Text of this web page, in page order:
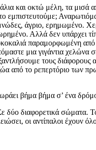
και οκτώ μέλη, τα μισά
άγριο, ερημωμένο.
Αλλά δεν υπάρχει
παραμορφωμένη
μια γιγάντια
τους
από το ρεπερτόριο των
βήμα βήμα σ’ ένα
δύο διαφορετικά
οι αντίπαλοι έχουν